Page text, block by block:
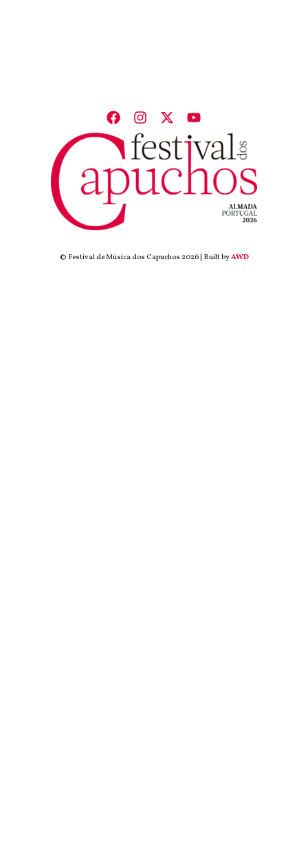
© Festival de Música dos Capuchos 2026 | Built byAWD